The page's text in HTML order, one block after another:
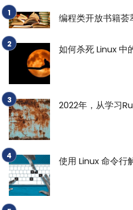
编程类开放书籍荟
如何杀死 Linux 中
2022年，从学习
使用 Linux 命令